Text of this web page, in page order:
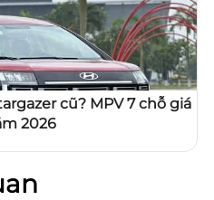
cũ? MPV 7 chỗ giá
2026